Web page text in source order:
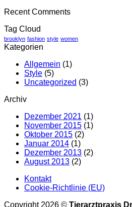
Recent Comments
Tag Cloud
brooklyn fashion style women
Kategorien
Allgemein (1)
Style (5)
Uncategorized (3)
Archiv
Dezember 2021 (1)
November 2015 (1)
Oktober 2015 (2)
Januar 2014 (1)
Dezember 2013 (2)
August 2013 (2)
Kontakt
Cookie-Richtlinie (EU)
Copyright 2026 © Tierarztpraxis